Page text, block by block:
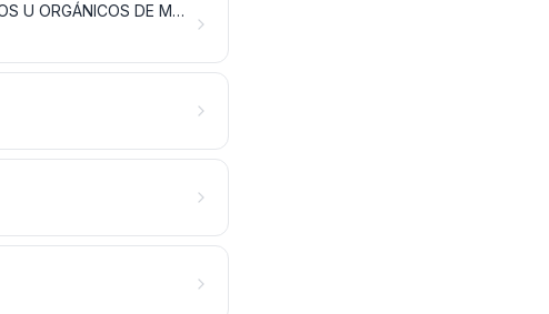
PRODUCTOS QUÍMICOS INORGÁNICOS; COMPUESTOS INORGÁNICOS U ORGÁNICOS DE METAL PRECIOSO, DE ELEMENTOS RADIACTIVOS, DE METALES DE LAS TIERRAS RARAS O DE ISÓTOPOS